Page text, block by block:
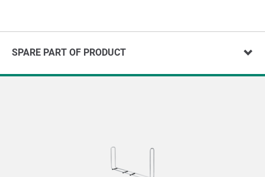
SPARE PART OF PRODUCT